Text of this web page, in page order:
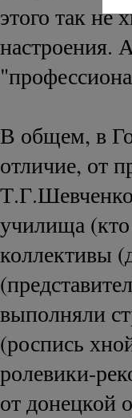
этого так не
настроения.
В общем, в
отличие, от
училища (кто
коллективы
выполняли
(роспись
ролевики-
от донецкой